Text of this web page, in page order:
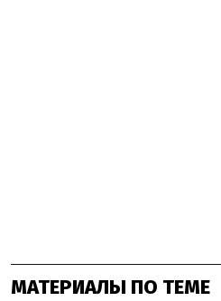
МАТЕРИАЛЫ ПО ТЕМЕ